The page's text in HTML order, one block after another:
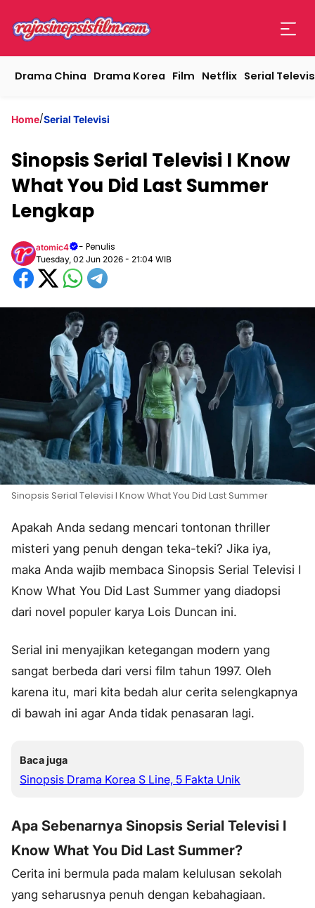
Drama China Drama Korea Film Netflix Serial
Home/Serial Televisi
Sinopsis Serial Televisi I Know
What You Did Last Summer
Lengkap
atomic4 - Penulis
Tuesday, 02 Jun 2026 - 21:04 WIB
Sinopsis Serial Televisi I Know What You Did Last Summer
Apakah Anda sedang mencari tontonan thriller
misteri yang penuh dengan teka-teki? Jika iya,
maka Anda wajib membaca Sinopsis Serial Televisi I
Know What You Did Last Summer yang diadopsi
dari novel populer karya Lois Duncan ini.
Serial ini menyajikan ketegangan modern yang
sangat berbeda dari versi film tahun 1997. Oleh
karena itu, mari kita bedah alur cerita selengkapnya
di bawah ini agar Anda tidak penasaran lagi.
Baca juga
Sinopsis Drama Korea S Line, 5 Fakta Unik
Apa Sebenarnya Sinopsis Serial Televisi I
Know What You Did Last Summer?
Cerita ini bermula pada malam kelulusan sekolah
yang seharusnya penuh dengan kebahagiaan.